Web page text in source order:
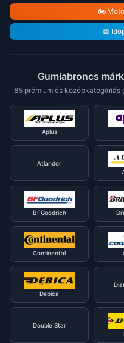
🏍️
📅
Gumiabroncs
85 prémium és középkategóriás
Aplus
Atlander
BFGoodrich
Continental
Debica
Double Star